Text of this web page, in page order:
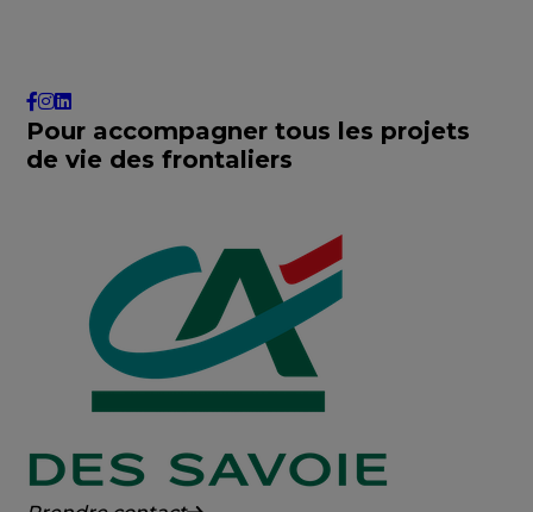
Pour accompagner tous les projets
de vie des frontaliers